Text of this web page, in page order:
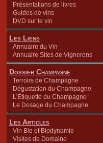
Présentations de livres
Guides de vins
DVD sur le vin
Les Liens
Annuaire du Vin
Annuaire Sites de Vignerons
Dossier Champagne
Terroirs de Champagne
Dégustation du Champagne
L'Étiquette du Champagne
Le Dosage du Champagne
Les Articles
Vin Bio et Biodynamie
Visites de Domaine